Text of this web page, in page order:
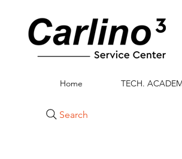
Home TECH.
Search